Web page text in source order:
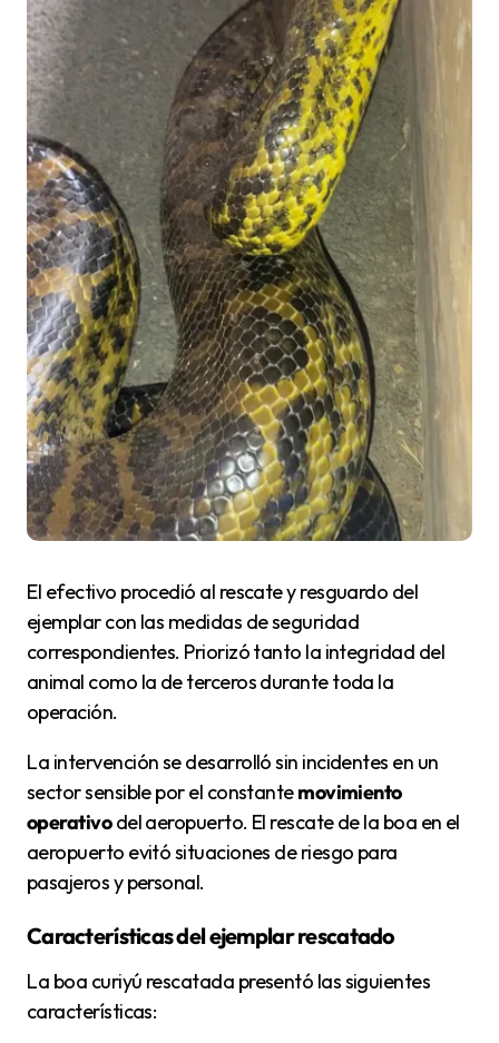
El efectivo procedió al rescate y resguardo del
ejemplar con las medidas de seguridad
correspondientes. Priorizó tanto la integridad del
animal como la de terceros durante toda la
operación.
La intervención se desarrolló sin incidentes en un
sector sensible por el constantemovimiento
operativodel aeropuerto. El rescate de la boa en el
aeropuerto evitó situaciones de riesgo para
pasajeros y personal.
Características del ejemplar rescatado
La boa curiyú rescatada presentó las siguientes
características: